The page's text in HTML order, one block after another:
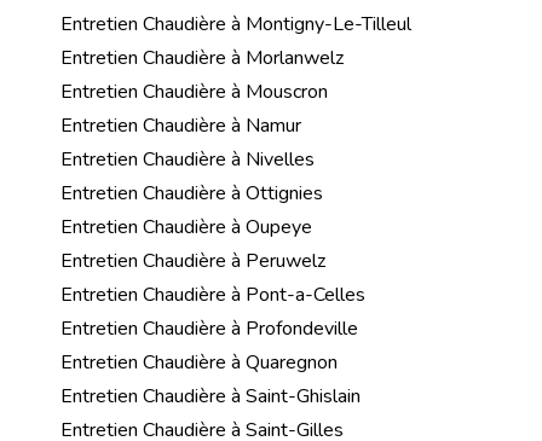
Entretien Chaudière à Montigny-Le-Tilleul
Entretien Chaudière à Morlanwelz
Entretien Chaudière à Mouscron
Entretien Chaudière à Namur
Entretien Chaudière à Nivelles
Entretien Chaudière à Ottignies
Entretien Chaudière à Oupeye
Entretien Chaudière à Peruwelz
Entretien Chaudière à Pont-a-Celles
Entretien Chaudière à Profondeville
Entretien Chaudière à Quaregnon
Entretien Chaudière à Saint-Ghislain
Entretien Chaudière à Saint-Gilles